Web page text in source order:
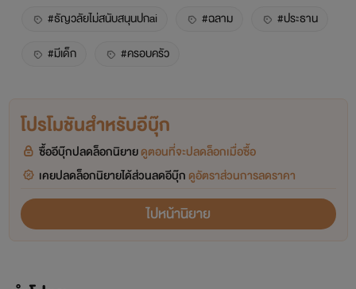
#ธัญวลัยไม่สนับสนุนปกai #ฉลาม
#ประธาน
#มีเด็ก
#ครอบครัว
โปรโมชันสำหรับอีบุ๊ก
ซื้ออีบุ๊กปลดล็อกนิยายดูตอนที่จะปลดล็อกเมื่อซื้อ
เคยปลดล็อกนิยายได้ส่วนลดอีบุ๊ก ดูอัตราส่วนการลดราคา
ไปหน้านิยาย